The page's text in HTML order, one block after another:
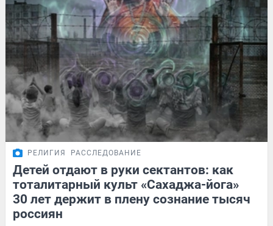
РЕЛИГИЯ РАССЛЕДОВАНИЕ
Детей отдают в руки сектантов: как
тоталитарный культ «Сахаджа-йога»
30 лет держит в плену сознание тысяч
россиян